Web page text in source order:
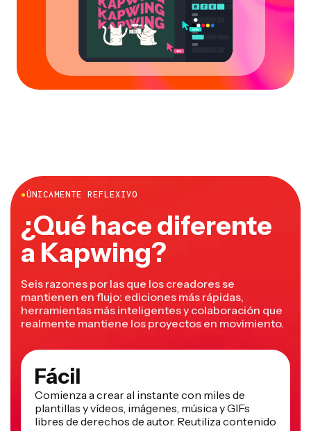
●ÚNICAMENTE REFLEXIVO
¿Qué hace diferente
a Kapwing?
Seis razones por las que los creadores se
mantienen en flujo: ediciones más rápidas,
herramientas más inteligentes y colaboración que
realmente mantiene los proyectos en movimiento.
Fácil
Comienza a crear al instante con miles de
plantillas y vídeos, imágenes, música y GIFs
libres de derechos de autor. Reutiliza contenido